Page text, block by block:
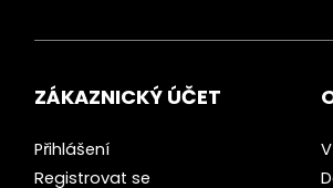
ZÁKAZNICKÝ ÚČET
Přihlášení
Registrovat se